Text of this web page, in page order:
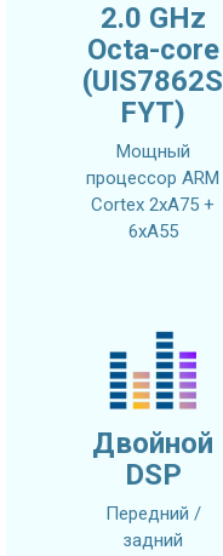
2.0 GHz
Octa-core
(UIS7862S
FYT)
Мощный
процессор ARM
Cortex 2xA75 +
6xA55
Двойной
DSP
Передний /
задний